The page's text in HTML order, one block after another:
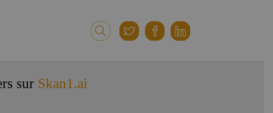
sur Skan1.ai